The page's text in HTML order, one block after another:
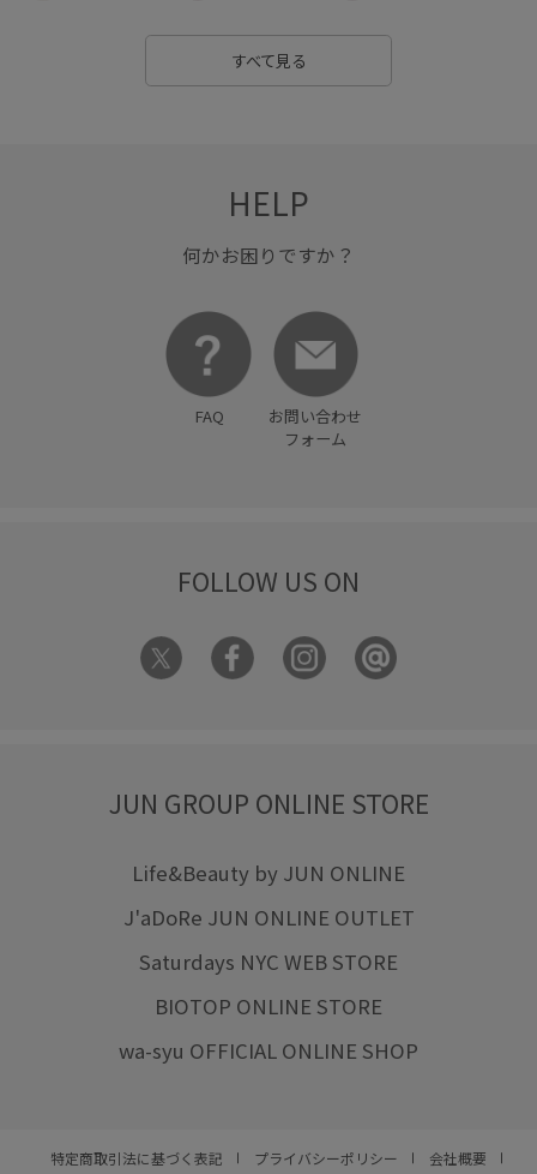
すべて見る
HELP
何かお困りですか？
FAQ
お問い合わせ
フォーム
FOLLOW US ON
JUN GROUP ONLINE STORE
Life&Beauty by JUN ONLINE
J'aDoRe JUN ONLINE OUTLET
Saturdays NYC WEB STORE
BIOTOP ONLINE STORE
wa-syu OFFICIAL ONLINE SHOP
特定商取引法に基づく表記 プライバシーポリシー 会社概要